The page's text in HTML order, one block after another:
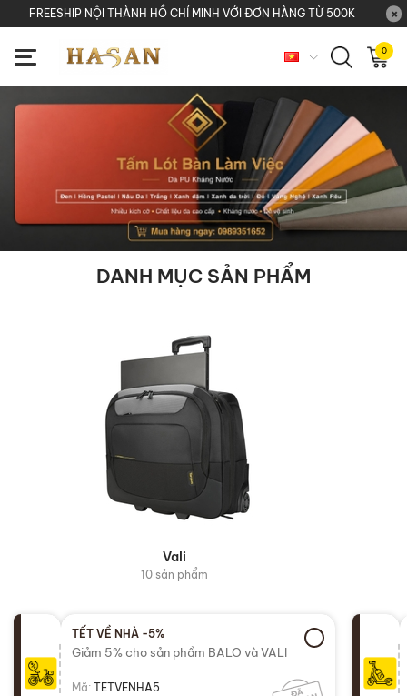
FREESHIP NỘI THÀNH HỒ CHÍ MINH VỚI ĐƠN HÀNG TỪ 500K
0
DANH MỤC SẢN PHẨM
Vali
10 sản phẩm
TẾT VỀ NHÀ -5%
Giảm 5% cho sản phẩm BALO và VALI
Mã: TETVENHA5